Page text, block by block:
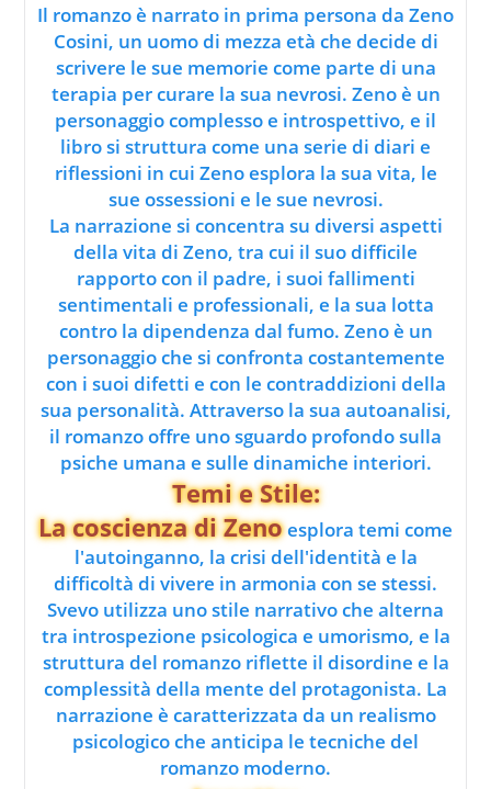
Il romanzo è narrato in prima persona da Zeno
Cosini, un uomo di mezza età che decide di
scrivere le sue memorie come parte di una
terapia per curare la sua nevrosi. Zeno è un
personaggio complesso e introspettivo, e il
libro si struttura come una serie di diari e
riflessioni in cui Zeno esplora la sua vita, le
sue ossessioni e le sue nevrosi.
La narrazione si concentra su diversi aspetti
della vita di Zeno, tra cui il suo difficile
rapporto con il padre, i suoi fallimenti
sentimentali e professionali, e la sua lotta
contro la dipendenza dal fumo. Zeno è un
personaggio che si confronta costantemente
con i suoi difetti e con le contraddizioni della
sua personalità. Attraverso la sua autoanalisi,
il romanzo offre uno sguardo profondo sulla
psiche umana e sulle dinamiche interiori.
Temi e Stile:
La coscienza di Zenoesplora temi come
l'autoinganno, la crisi dell'identità e la
difficoltà di vivere in armonia con se stessi.
Svevo utilizza uno stile narrativo che alterna
tra introspezione psicologica e umorismo, e la
struttura del romanzo riflette il disordine e la
complessità della mente del protagonista. La
narrazione è caratterizzata da un realismo
psicologico che anticipa le tecniche del
romanzo moderno.